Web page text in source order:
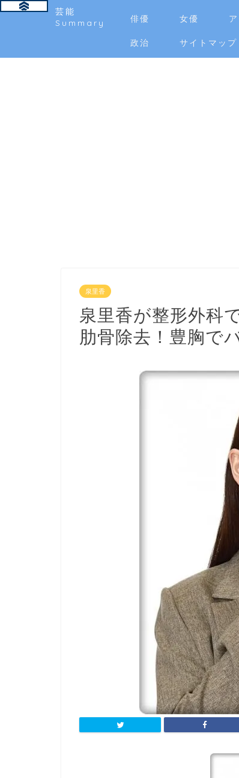
芸能
Summary
俳優 女優
政治 サイトマップ
泉里香
泉里香が整形外科
肋骨除去！豊胸で